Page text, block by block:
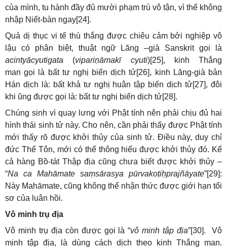
của mình, tu hành đầy đủ mười phạm trù vô tận, vì thế không
nhập Niết-bàn ngay[24].
Quả dị thục vi tế thù thắng được chiêu cảm bởi nghiệp vô
lậu có phân biệt, thuật ngữ Lăng –già Sanskrit gọi là
acintyācyutigata (vipariṇāmakī cyuti)[25], kinh Thắng
man gọi là bất tư nghị biến dịch tử[26], kinh Lăng-già bản
Hán dịch là: bất khả tư nghị huân tập biến dịch tử[27], đôi
khi ũng được gọi là: bất tư nghị biến dịch tử[28].
Chúng sinh vì quay lưng với Phật tính nên phải chịu đủ hai
hình thái sinh tử này. Cho nên, cần phải thấy được Phật tính
mới thấy rõ được khởi thủy của sinh tử. Điều này, duy chỉ
đức Thế Tôn, mới có thể thông hiểu được khởi thủy đó. Kể
cả hàng Bồ-tát Thập địa cũng chưa biết được khởi thủy –
“Na ca Mahāmate saṃsārasya pūrvakoṭiḥprajñāyate”[29]:
Này Mahāmate, cũng không thể nhận thức được giới hạn tối
sơ của luân hồi.
Vô minh trụ địa
Vô minh trụ địa còn được gọi là “vô minh tập địa”[30]. Vô
minh tập địa, là dùng cách dịch theo kinh Thắng man.